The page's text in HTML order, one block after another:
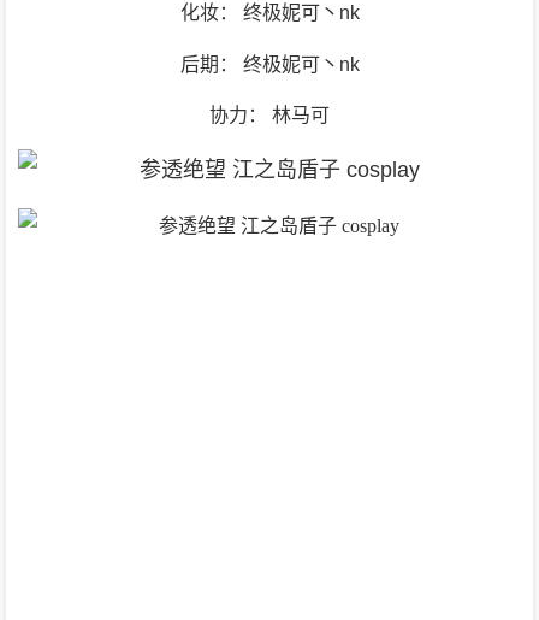
化妆： 终极妮可丶nk
后期： 终极妮可丶nk
协力： 林马可